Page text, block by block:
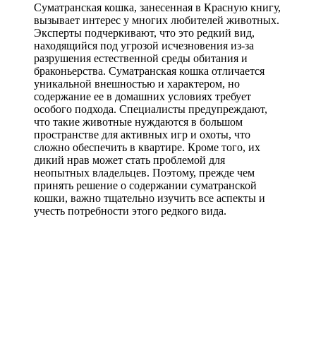
Суматранская кошка, занесенная в Красную книгу,
вызывает интерес у многих любителей животных.
Эксперты подчеркивают, что это редкий вид,
находящийся под угрозой исчезновения из-за
разрушения естественной среды обитания и
браконьерства. Суматранская кошка отличается
уникальной внешностью и характером, но
содержание ее в домашних условиях требует
особого подхода. Специалисты предупреждают,
что такие животные нуждаются в большом
пространстве для активных игр и охоты, что
сложно обеспечить в квартире. Кроме того, их
дикий нрав может стать проблемой для
неопытных владельцев. Поэтому, прежде чем
принять решение о содержании суматранской
кошки, важно тщательно изучить все аспекты и
учесть потребности этого редкого вида.